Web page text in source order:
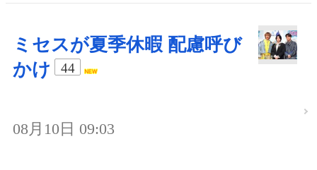
ミセスが夏季休暇 配慮呼び
かけ
44
08月10日 09:03